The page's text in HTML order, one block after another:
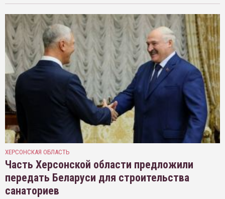
ХЕРСОНСКАЯ ОБЛАСТЬ
Часть Херсонской области предложили
передать Беларуси для строительства
санаториев